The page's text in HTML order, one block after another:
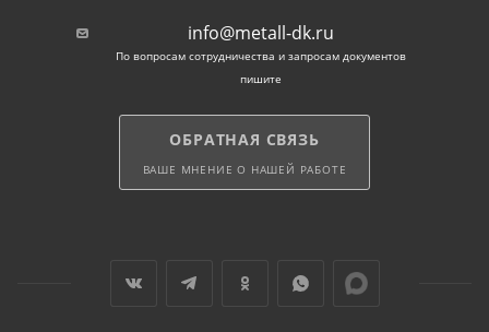
info@metall-dk.ru
По вопросам сотрудничества и запросам документов
пишите
ОБРАТНАЯ СВЯЗЬ
ВАШЕ МНЕНИЕ О НАШЕЙ РАБОТЕ